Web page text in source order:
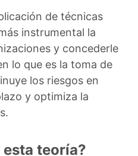
de técnicas
instrumental la
y concederle
lo que es la toma de
los riesgos en
y optimiza la
esta teoría?